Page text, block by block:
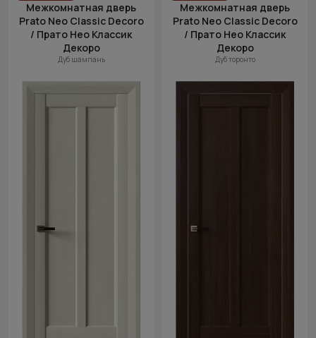
Межкомнатная дверь
Prato Neo Classic Decoro
/ Прато Нео Классик
Декоро
Дуб шампань
Межкомнатная дверь
Prato Neo Classic Decoro
/ Прато Нео Классик
Декоро
Дуб торонто